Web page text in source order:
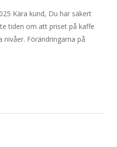
Kära kund, Du har säkert
tiden om att priset på kaffe
Förändringarna på